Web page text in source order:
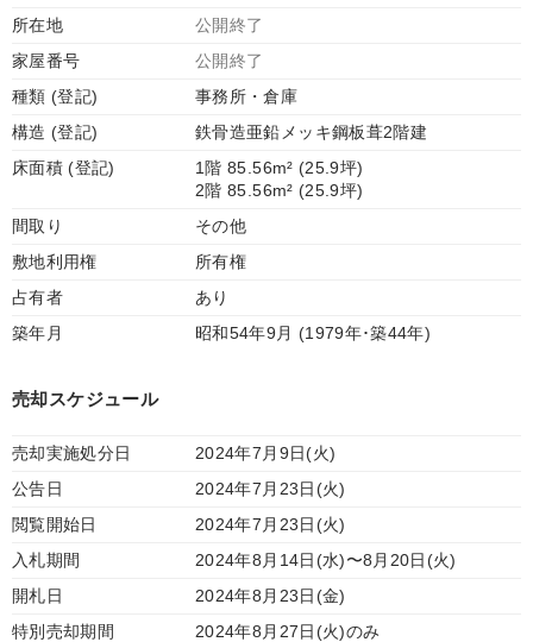
所在地
公開終了
家屋番号
公開終了
種類 (登記)
事務所・倉庫
構造 (登記)
鉄骨造亜鉛メッキ鋼板葺2階建
床面積 (登記)
1階 85.56m² (25.9坪)
2階 85.56m² (25.9坪)
間取り
その他
敷地利用権
所有権
占有者
あり
築年月
昭和54年9月 (1979年･築44年)
売却スケジュール
売却実施処分日
2024年7月9日(火)
公告日
2024年7月23日(火)
閲覧開始日
2024年7月23日(火)
入札期間
2024年8月14日(水)〜8月20日(火)
開札日
2024年8月23日(金)
特別売却期間
2024年8月27日(火)のみ